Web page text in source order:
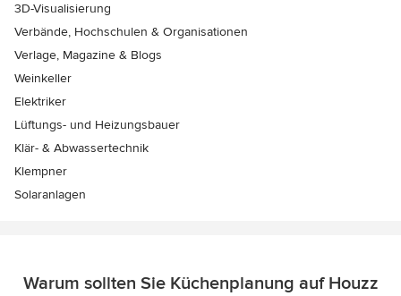
3D-Visualisierung
Verbände, Hochschulen & Organisationen
Verlage, Magazine & Blogs
Weinkeller
Elektriker
Lüftungs- und Heizungsbauer
Klär- & Abwassertechnik
Klempner
Solaranlagen
Warum sollten Sie Küchenplanung auf Houzz